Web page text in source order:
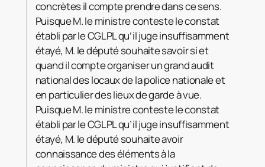
concrètes il compte prendre dans ce sens.
Puisque M. le ministre conteste le constat
établi par le CGLPL qu’il juge insuffisamment
étayé, M. le député souhaite savoir si et
quand il compte organiser un grand audit
national des locaux de la police nationale et
en particulier des lieux de garde à vue.
Puisque M. le ministre conteste le constat
établi par le CGLPL qu’il juge insuffisamment
étayé, M. le député souhaite avoir
connaissance des éléments à la